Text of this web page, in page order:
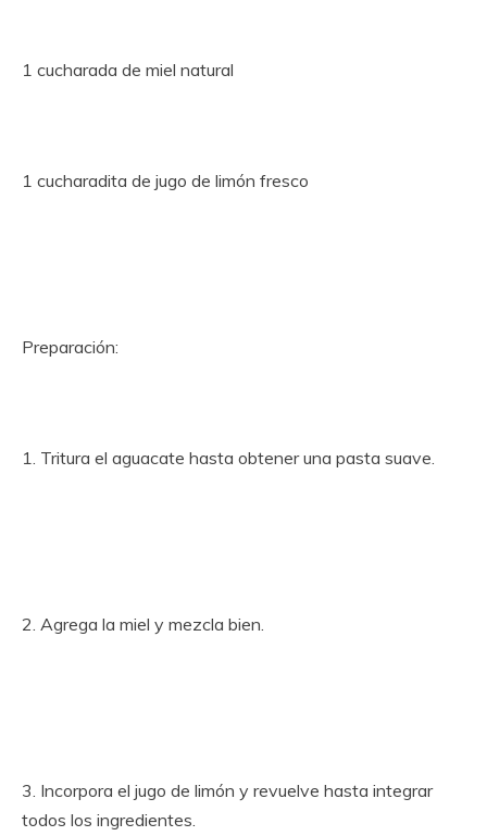
1 cucharada de miel natural
1 cucharadita de jugo de limón fresco
Preparación:
1. Tritura el aguacate hasta obtener una pasta suave.
2. Agrega la miel y mezcla bien.
3. Incorpora el jugo de limón y revuelve hasta integrar
todos los ingredientes.